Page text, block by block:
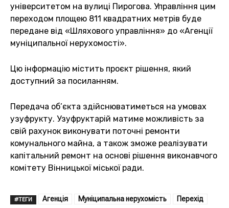
університетом на вулиці Пирогова. Управління цим
переходом площею 811 квадратних метрів буде
передане від «Шляхового управління» до «Агенції
муніципальної нерухомості».
Цю інформацію містить проєкт рішення, який
доступний за посиланням.
Передача об’єкта здійснюватиметься на умовах
узуфрукту. Узуфруктарій матиме можливість за
свій рахунок виконувати поточні ремонти
комунального майна, а також зможе реалізувати
капітальний ремонт на основі рішення виконавчого
комітету Вінницької міської ради.
#ТЕГИ Агенція Муніципальна нерухомість Перехід